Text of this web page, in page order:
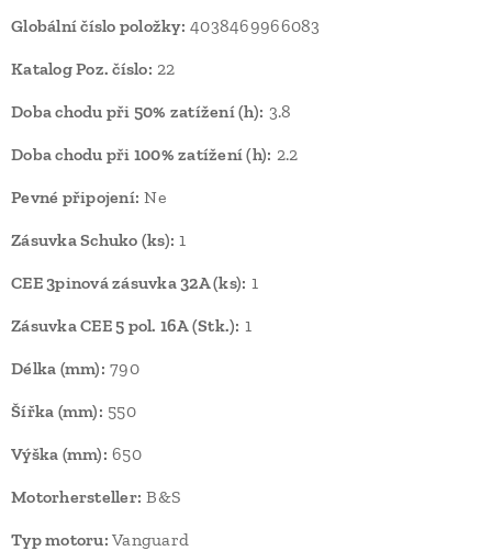
Globální číslo položky: 4038469966083
Katalog Poz. číslo: 22
Doba chodu při 50% zatížení (h): 3.8
Doba chodu při 100% zatížení (h): 2.2
Pevné připojení: Ne
Zásuvka Schuko (ks): 1
CEE 3pinová zásuvka 32A (ks): 1
Zásuvka CEE 5 pol. 16A (Stk.): 1
Délka (mm): 790
Šířka (mm): 550
Výška (mm): 650
Motorhersteller: B&S
Typ motoru: Vanguard